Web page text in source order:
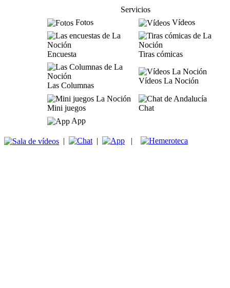
Servicios
Fotos
Vídeos
Encuesta Tiras cómicas
Las Columnas
Vídeos La Noción
Mini juegos
Chat
App
| | |